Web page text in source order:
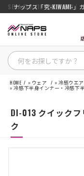
ナップス「究-KIWAMI-」
SENA J30/J10を徹底比較
HOME
カテゴリから探す
HOME » ウェア » 冷感ウエ
» 冷感下半身インナー・冷感下
DI-013 クイック
ク